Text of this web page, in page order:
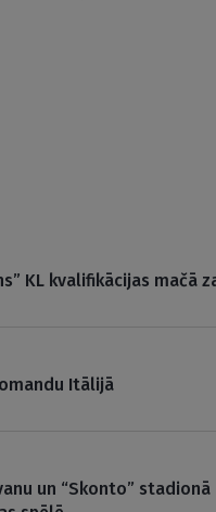
KL kvalifikācijas mačā
Itālijā
un “Skonto” stadionā